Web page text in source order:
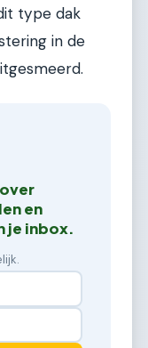
type dak
in de
en
je inbox.